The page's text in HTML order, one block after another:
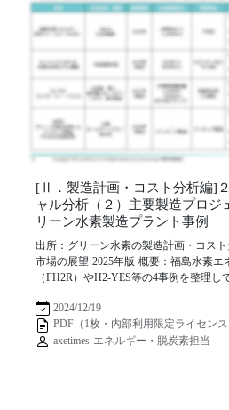
[Ⅱ．製造計画・コスト分析編]
ャル分析（２）主要製造プロ
リーン水素製造プラント事例
出所：グリーン水素の製造計画・コス
市場の展望 2025年版 概要：福島水素エ
（FH2R）やH2-YES等の4事例を整理し
2024/12/19
PDF（1枚・内部利用限定ライセンス
axetimes エネルギー・脱炭素担当